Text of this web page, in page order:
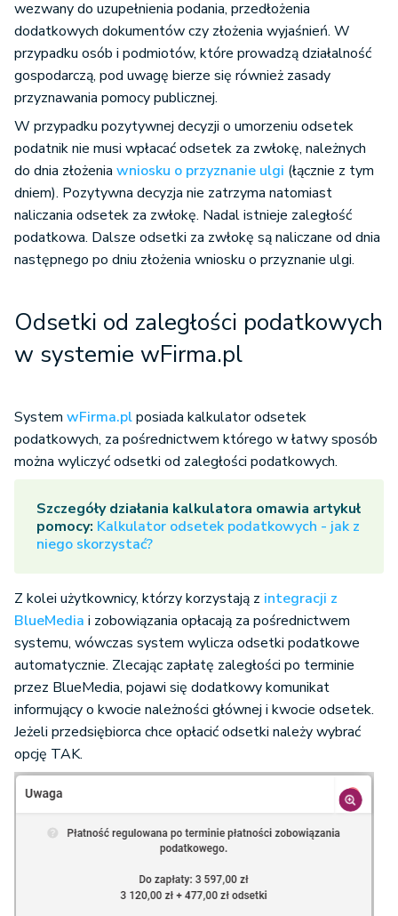
wezwany do uzupełnienia podania, przedłożenia
dodatkowych dokumentów czy złożenia wyjaśnień. W
przypadku osób i podmiotów, które prowadzą działalność
gospodarczą, pod uwagę bierze się również zasady
przyznawania pomocy publicznej.
W przypadku pozytywnej decyzji o umorzeniu odsetek
podatnik nie musi wpłacać odsetek za zwłokę, należnych
do dnia złożenia wniosku o przyznanie ulgi (łącznie z tym
dniem). Pozytywna decyzja nie zatrzyma natomiast
naliczania odsetek za zwłokę. Nadal istnieje zaległość
podatkowa. Dalsze odsetki za zwłokę są naliczane od dnia
następnego po dniu złożenia wniosku o przyznanie ulgi.
Odsetki od zaległości podatkowych
w systemie wFirma.pl
System wFirma.plposiada kalkulator odsetek
podatkowych, za pośrednictwem którego w łatwy sposób
można wyliczyć odsetki od zaległości podatkowych.
Szczegóły działania kalkulatora omawia artykuł
pomocy: Kalkulator odsetek podatkowych - jak z
niego skorzystać?
Z kolei użytkownicy, którzy korzystają z integracji z
BlueMedia i zobowiązania opłacają za pośrednictwem
systemu, wówczas system wylicza odsetki podatkowe
automatycznie. Zlecając zapłatę zaległości po terminie
przez BlueMedia, pojawi się dodatkowy komunikat
informujący o kwocie należności głównej i kwocie odsetek.
Jeżeli przedsiębiorca chce opłacić odsetki należy wybrać
opcję TAK.